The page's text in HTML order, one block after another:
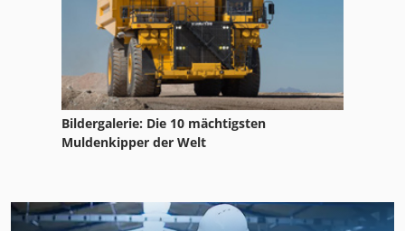
Bildergalerie: Die 10 mächtigsten
Muldenkipper der Welt